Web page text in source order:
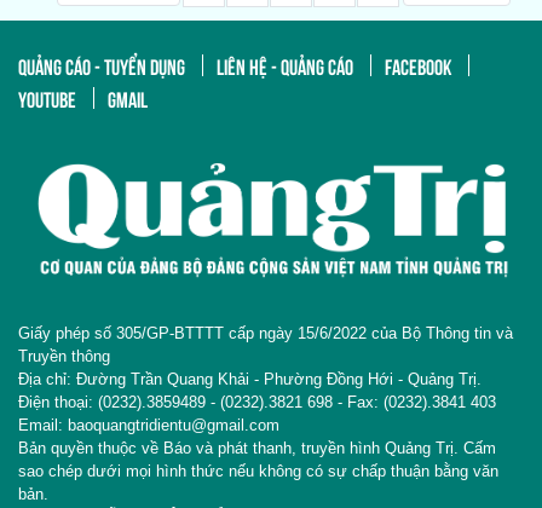
QUẢNG CÁO - TUYỂN DỤNG LIÊN HỆ - QUẢNG CÁO
FACEBOOK
YOUTUBE
GMAIL
Giấy phép số 305/GP-BTTTT cấp ngày 15/6/2022 của Bộ Thông tin và
Truyền thông
Địa chỉ: Đường Trần Quang Khải - Phường Đồng Hới - Quảng Trị.
Điện thoại: (0232).3859489 - (0232).3821 698 - Fax: (0232).3841 403
Email: baoquangtridientu@gmail.com
Bản quyền thuộc về Báo và phát thanh, truyền hình Quảng Trị. Cấm
sao chép dưới mọi hình thức nếu không có sự chấp thuận bằng văn
bản.